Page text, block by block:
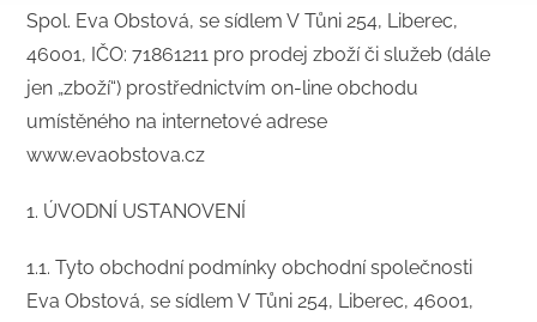
Spol. Eva Obstová, se sídlem V Tůni 254, Liberec,
46001, IČO: 71861211 pro prodej zboží či služeb (dále
jen „zboží“) prostřednictvím on-line obchodu
umístěného na internetové adrese
www.evaobstova.cz​
1. ÚVODNÍ USTANOVENÍ
​1.1. Tyto obchodní podmínky obchodní společnosti
Eva Obstová, se sídlem V Tůni 254, Liberec, 46001,